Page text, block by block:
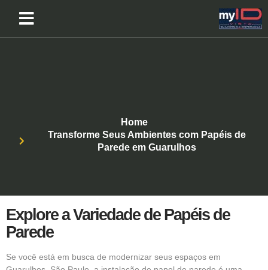
Home
Transforme Seus Ambientes com Papéis de
Parede em Guarulhos
Explore a Variedade de Papéis de
Parede
Se você está em busca de modernizar seus espaços em